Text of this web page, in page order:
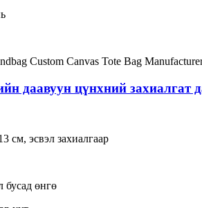
даавуун цүнхний захиалгат
см, эсвэл захиалгаар
бусад өнгө